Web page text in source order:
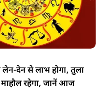
देन से लाभ होगा, तुला
माहौल रहेगा, जानें आज